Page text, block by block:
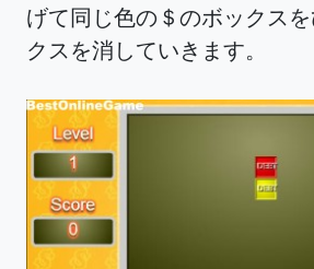
げて同じ色の＄のボックス
クスを消していきます。